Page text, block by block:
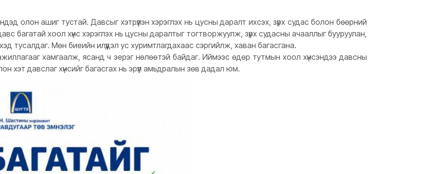
олон ашиг тустай. Давсыг хэтрүүлэн хэрэглэх нь цусны даралт ихсэх, зүрх судас болон бөөрний
давс багатай хоол хүнс хэрэглэх нь цусны даралтыг тогтворжуулж, зүрх судасны ачааллыг бууруулан,
тусалдаг. Мөн биеийн илүүдэл ус хуримтлагдахаас сэргийлж, хаван багасгана.
хамгаалж, ясанд ч эерэг нөлөөтэй байдаг. Иймээс өдөр тутмын хоол хүнсэндээ давсны
хэт давслаг хүнсийг багасгах нь эрүүл амьдралын зөв дадал юм.